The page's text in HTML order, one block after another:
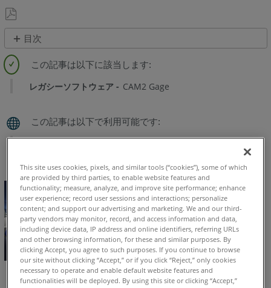
PDF
と
し
て
目次
レ
ー
ニ
ン
グ
マ
ニ
ュ
ア
レガシーソフトウェア CAM2 Gage
This site uses cookies, pixels, and similar tools (“cookies”), some of which
are provided by third parties, to enable website features and
functionality; measure, analyze, and improve site performance; enhance
user experience; record user sessions and interactions; personalize
content; and support our advertising and marketing. We and our third-
party vendors may monitor, record, and access information and data,
including device data, IP address and online identifiers, referring URLs
and other browsing information, for these and similar purposes. By
clicking Accept, you agree to such purposes. If you continue to browse
our site without clicking “Accept,” or if you click “Reject,” only cookies
necessary to operate and enable default website features and
functionalities will be deployed. By using this site or clicking “Accept,”